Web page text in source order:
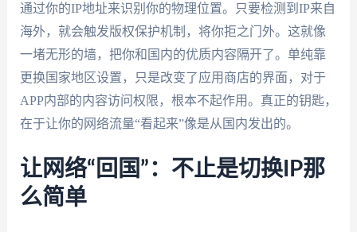
通过你的IP地址来识别你的物理位置。只要检测到IP来自
海外，就会触发版权保护机制，将你拒之门外。这就像
一堵无形的墙，把你和国内的优质内容隔开了。单纯靠
更换国家地区设置，只是改变了应用商店的界面，对于
APP内部的内容访问权限，根本不起作用。真正的钥匙，
在于让你的网络流量“看起来”像是从国内发出的。
让网络“回国”：不止是切换IP那
么简单